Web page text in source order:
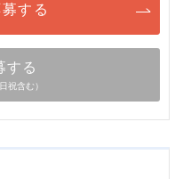
する
する
祝含む）